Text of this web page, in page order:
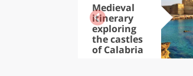
Medieval
itinerary
exploring
the castles
of Calabria